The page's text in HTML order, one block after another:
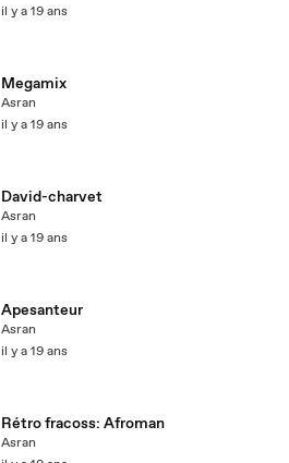
il y a 19 ans
Megamix
Asran
il y a 19 ans
David-charvet
Asran
il y a 19 ans
Apesanteur
Asran
il y a 19 ans
Rétro fracoss: Afroman
Asran